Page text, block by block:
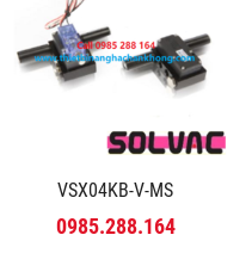
VSX04KB-V-MS
0985.288.164